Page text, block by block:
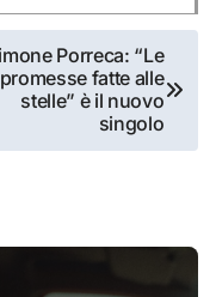
Porreca: “Le
promesse fatte alle
stelle” è il nuovo
singolo